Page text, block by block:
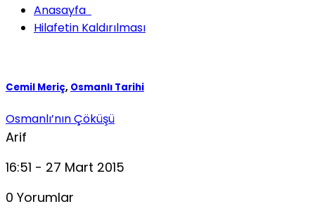
Anasayfa
Hilafetin Kaldırılması
Cemil Meriç, Osmanlı Tarihi
Osmanlı’nın Çöküşü
Arif
16:51 - 27 Mart 2015
0 Yorumlar